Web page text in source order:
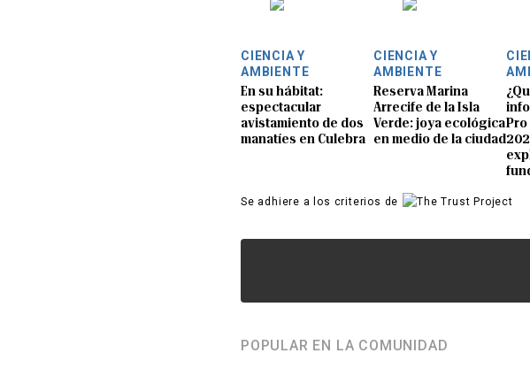
CIENCIA Y
AMBIENTE
En su hábitat:
espectacular
avistamiento de dos
manatíes en Culebra
CIENCIA Y
AMBIENTE
Reserva Marina
Arrecife de la Isla
Verde: joya ecológica
en medio de la ciudad
Pro
Se adhiere a los criterios de
POPULAR EN LA COMUNIDAD